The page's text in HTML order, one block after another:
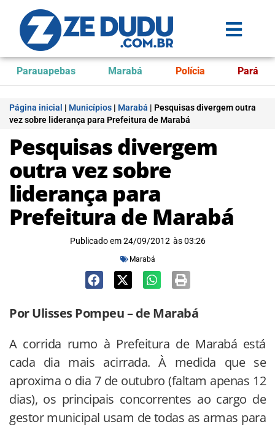
Parauapebas Marabá Polícia Pará
Página inicial | Municípios | Marabá | Pesquisas divergem outra
vez sobre liderança para Prefeitura de Marabá
Pesquisas divergem
outra vez sobre
liderança para
Prefeitura de Marabá
Publicado em 24/09/2012 às 03:26
Marabá
Por Ulisses Pompeu – de Marabá
A corrida rumo à Prefeitura de Marabá está
cada dia mais acirrada. À medida que se
aproxima o dia 7 de outubro (faltam apenas 12
dias), os principais concorrentes ao cargo de
gestor municipal usam de todas as armas para